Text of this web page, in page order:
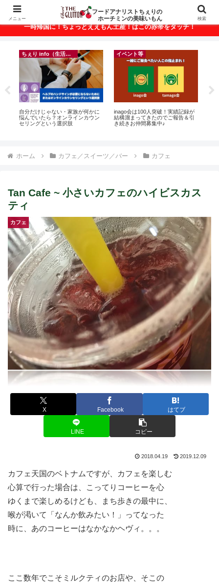
ベトナム・ホーチミンの美味いもんが満載！
一時帰国に！ちょっとええもん土産！はこの赤帯をタッチ！
ちぇり info（生活情報）
自分だけじゃない・家族が何かに
悩んでいたら？オンラインカウン
セリングという選択肢
イベント等
inago会は100人突破！実績記録が
結構溜まってきたのでご報告＆引
き続きお仲間募集中♪
ホーム カフェ／スイーツ／バー カフェ
Tan Cafe ~ 小さいカフェのハイビスカス
ティ
カフェ
X Facebook はてブ
LINE コピー
2018.04.19 2019.12.09
カフェ天国のベトナムですが、カフェを楽しむ
心算で行った場合は、こってりコーヒーを心
ゆくまで楽しめるけども、まち歩きの最中に、
喉が渇いて「なんか飲みたい！」ってなった
時に、あのコーヒーはなかなかヘヴィ。。。
ここ数年でこそミルクティのお店や、そこの
メニュー
フードアナリストちぇりの
ホーチミンの美味いもん
検索